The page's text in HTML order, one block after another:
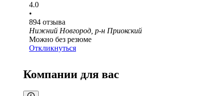
4.0
•
894 отзыва
Нижний Новгород, р-н Приокский
Можно без резюме
Откликнуться
Компании для вас